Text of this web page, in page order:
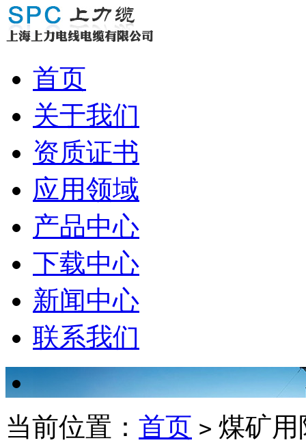
首页
关于我们
资质证书
应用领域
产品中心
下载中心
新闻中心
联系我们
当前位置： 首页 > 煤矿用